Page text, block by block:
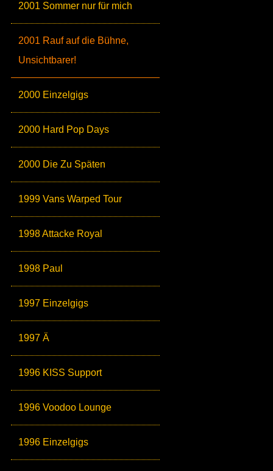
2001 Sommer nur für mich
2001 Rauf auf die Bühne,
Unsichtbarer!
2000 Einzelgigs
2000 Hard Pop Days
2000 Die Zu Späten
1999 Vans Warped Tour
1998 Attacke Royal
1998 Paul
1997 Einzelgigs
1997 Ä
1996 KISS Support
1996 Voodoo Lounge
1996 Einzelgigs